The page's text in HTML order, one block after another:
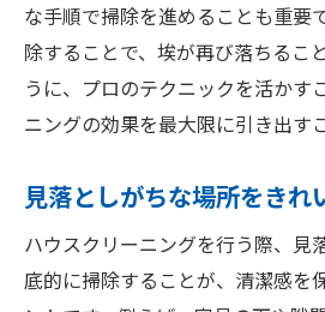
な手順で掃除を進めることも重要
除することで、埃が再び落ちるこ
うに、プロのテクニックを活かす
ニングの効果を最大限に引き出す
見落としがちな場所をきれ
ハウスクリーニングを行う際、見
底的に掃除することが、清潔感を